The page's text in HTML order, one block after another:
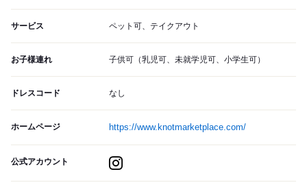
サービス ペット可、テイクアウト
お子様連れ 子供可（乳児可、未就学児可、小学生可）
ドレスコード なし
ホームページ https://www.knotmarketplace.com/
公式アカウント